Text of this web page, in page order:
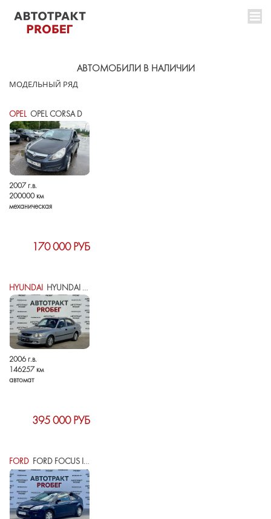
АВТОМОБИЛИ В НАЛИЧИИ
МОДЕЛЬНЫЙ РЯД
OPEL OPEL CORSA D
2007 г.в.
200000 км
механическая
170 000 РУБ
HYUNDAI HYUNDAI ACCENT II
2006 г.в.
146257 км
автомат
395 000 РУБ
FORD FORD FOCUS II РЕСТАЙЛИНГ